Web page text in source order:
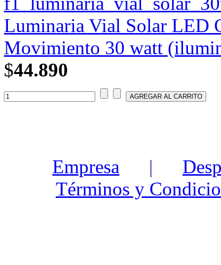
Luminaria Vial Solar LED
Movimiento 30 watt
$44.890
Empresa |
Términos y